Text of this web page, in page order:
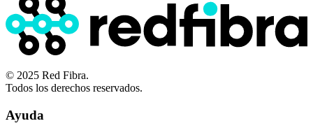
© 2025 Red Fibra.
Todos los derechos reservados.
Ayuda